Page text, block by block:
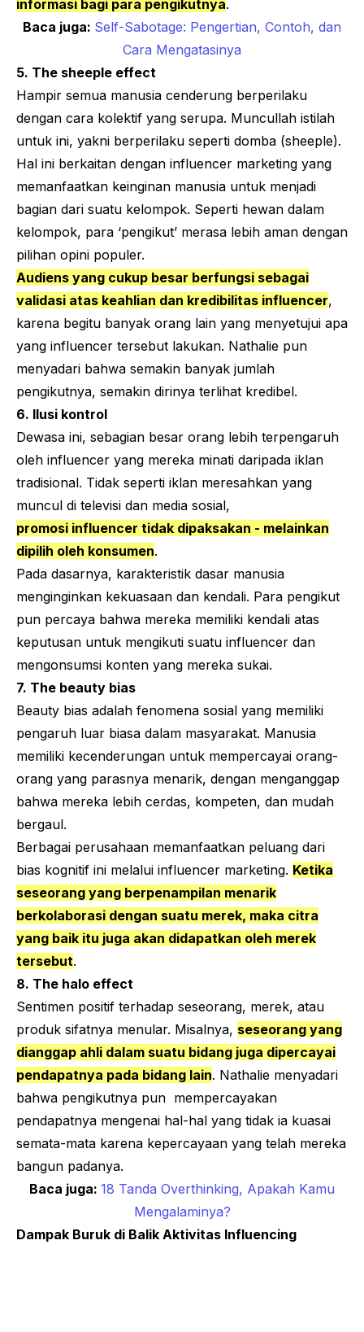
informasi bagi para pengikutnya.
Baca juga: Self-Sabotage: Pengertian, Contoh, dan
Cara Mengatasinya
5. The sheeple effect
Hampir semua manusia cenderung berperilaku
dengan cara kolektif yang serupa. Muncullah istilah
untuk ini, yakni berperilaku seperti domba (sheeple).
Hal ini berkaitan dengan influencer marketing yang
memanfaatkan keinginan manusia untuk menjadi
bagian dari suatu kelompok. Seperti hewan dalam
kelompok, para ‘pengikut’ merasa lebih aman dengan
pilihan opini populer.
Audiens yang cukup besar berfungsi sebagai
validasi atas keahlian dan kredibilitas influencer,
karena begitu banyak orang lain yang menyetujui apa
yang influencer tersebut lakukan. Nathalie pun
menyadari bahwa semakin banyak jumlah
pengikutnya, semakin dirinya terlihat kredibel.
6. Ilusi kontrol
Dewasa ini, sebagian besar orang lebih terpengaruh
oleh influencer yang mereka minati daripada iklan
tradisional. Tidak seperti iklan meresahkan yang
muncul di televisi dan media sosial,
promosi influencer tidak dipaksakan - melainkan
dipilih oleh konsumen.
Pada dasarnya, karakteristik dasar manusia
menginginkan kekuasaan dan kendali. Para pengikut
pun percaya bahwa mereka memiliki kendali atas
keputusan untuk mengikuti suatu influencer dan
mengonsumsi konten yang mereka sukai.
7. The beauty bias
Beauty bias adalah fenomena sosial yang memiliki
pengaruh luar biasa dalam masyarakat. Manusia
memiliki kecenderungan untuk mempercayai orang-
orang yang parasnya menarik, dengan menganggap
bahwa mereka lebih cerdas, kompeten, dan mudah
bergaul.
Berbagai perusahaan memanfaatkan peluang dari
bias kognitif ini melalui influencer marketing. Ketika
seseorang yang berpenampilan menarik
berkolaborasi dengan suatu merek, maka citra
yang baik itu juga akan didapatkan oleh merek
tersebut.
8. The halo effect
Sentimen positif terhadap seseorang, merek, atau
produk sifatnya menular. Misalnya, seseorang yang
dianggap ahli dalam suatu bidang juga dipercayai
pendapatnya pada bidang lain. Nathalie menyadari
bahwa pengikutnya pun mempercayakan
pendapatnya mengenai hal-hal yang tidak ia kuasai
semata-mata karena kepercayaan yang telah mereka
bangun padanya.
Baca juga: 18 Tanda Overthinking, Apakah Kamu
Mengalaminya?
Dampak Buruk di Balik Aktivitas Influencing